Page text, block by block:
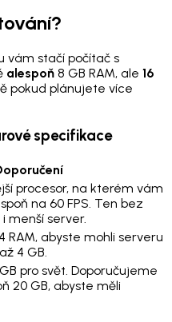
vám stačí počítač s
alespoň 8 GB RAM, ale 16
pokud plánujete více
specifikace
procesor, na kterém vám
na 60 FPS. Ten bez
menší server.
RAM, abyste mohli serveru
4 GB.
pro svět. Doporučujeme
20 GB, abyste měli